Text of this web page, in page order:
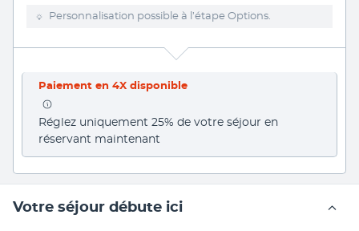
Personnalisation possible à l’étape Options.
Paiement en 4X disponible
Réglez uniquement 25% de votre séjour en
réservant maintenant
Votre séjour débute ici